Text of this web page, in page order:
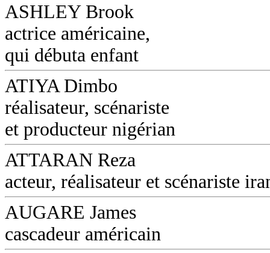
ASHLEY Brook
actrice américaine,
qui débuta enfant
ATIYA Dimbo
réalisateur, scénariste
et producteur nigérian
ATTARAN Reza
acteur, réalisateur et scénariste
AUGARE James
cascadeur américain